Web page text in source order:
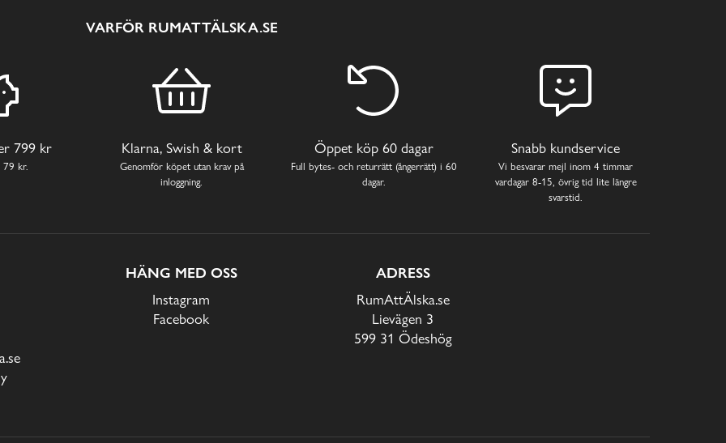
VARFÖR RUMATTÄLSKA.SE
799 kr
79 kr.
Klarna, Swish & kort
Genomför köpet utan krav på
inloggning.
Öppet köp 60 dagar
Full bytes- och returrätt (ångerrätt) i 60
dagar.
Snabb kundservice
Vi besvarar mejl inom 4 timmar
vardagar 8-15, övrig tid lite längre
svarstid.
HÄNG MED OSS
Instagram
Facebook
ADRESS
RumAttÄlska.se
Lievägen 3
599 31 Ödeshög